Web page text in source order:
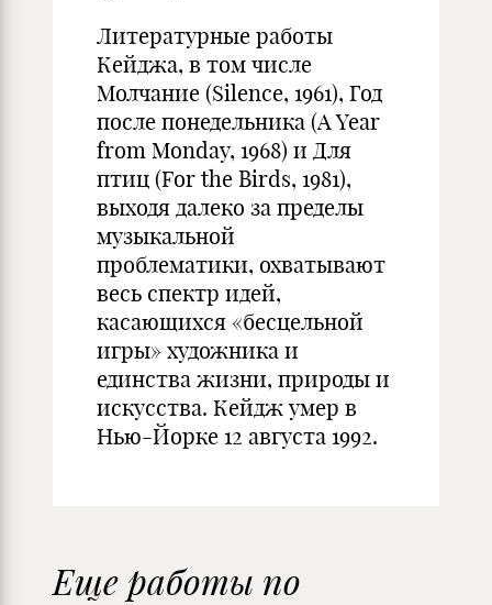
Литературные работы
Кейджа, в том числе
Молчание (Silence, 1961), Год
после понедельника (A Year
from Monday, 1968) и Для
птиц (For the Birds, 1981),
выходя далеко за пределы
музыкальной
проблематики, охватывают
весь спектр идей,
касающихся «бесцельной
игры» художника и
единства жизни, природы и
искусства. Кейдж умер в
Нью-Йорке 12 августа 1992.
Еще работы по